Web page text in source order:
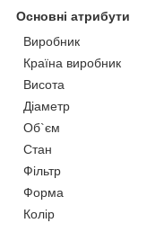
Основні атрибути
Виробник
Країна виробник
Висота
Діаметр
Об`єм
Стан
Фільтр
Форма
Колір